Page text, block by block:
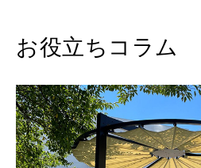
お役立ちコラム